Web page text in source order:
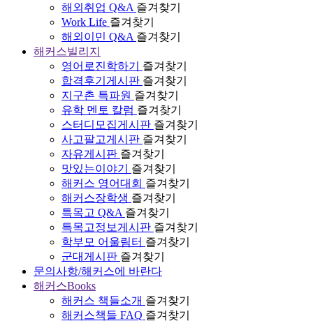
해외취업 Q&A 즐겨찾기
Work Life 즐겨찾기
해외이민 Q&A 즐겨찾기
해커스빌리지
영어로진학하기
즐겨찾기
합격후기게시판 즐겨찾기
지구촌 특파원 즐겨찾기
유학 멘토 칼럼 즐겨찾기
스터디모집게시판 즐겨찾기
사고팔고게시판 즐겨찾기
자유게시판 즐겨찾기
맛있는이야기
즐겨찾기
해커스 영어대회 즐겨찾기
해커스장학생 즐겨찾기
특목고 Q&A 즐겨찾기
특목고정보게시판 즐겨찾기
학부모 어울림터 즐겨찾기
군대게시판 즐겨찾기
문의사항/해커스에 바란다
해커스Books
해커스 책들소개 즐겨찾기
해커스책들 FAQ 즐겨찾기